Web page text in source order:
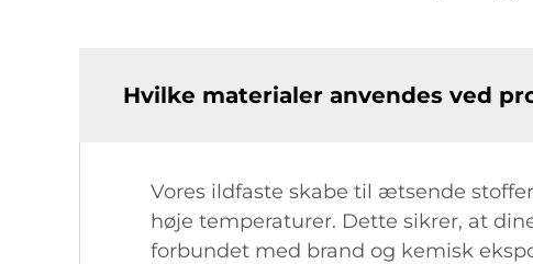
Hvilke materialer anvendes ved
Vores ildfaste skabe til ætsende
høje temperaturer. Dette sikrer, at
forbundet med brand og kemisk